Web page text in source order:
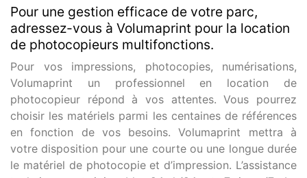
Pour une gestion efficace de votre parc,
adressez-vous à Volumaprint pour la location
de photocopieurs multifonctions.
Pour vos impressions, photocopies, numérisations,
Volumaprint un professionnel en location de
photocopieur répond à vos attentes. Vous pourrez
choisir les matériels parmi les centaines de références
en fonction de vos besoins. Volumaprint mettra à
votre disposition pour une courte ou une longue durée
le matériel de photocopie et d’impression. L’assistance